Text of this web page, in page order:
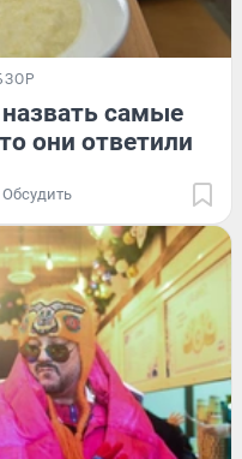
самые
они ответили
Обсудить